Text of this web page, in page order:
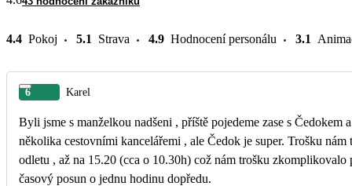
4.4 Pokoj 5.1 Strava 4.9 Hodnocení personálu 3.1
6 Karel
Byli jsme s manželkou nadšeni , příště pojedeme zase s
několika cestovními kancelářemi , ale Čedok je super. Trošku
odletu , až na 15.20 (cca o 10.30h) což nám trošku zkomplikovalo plán a
časový posun o jednu hodinu dopředu.